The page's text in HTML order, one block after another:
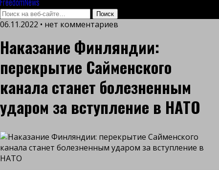
06.11.2022 • нет комментариев
Наказание Финляндии:
перекрытие Сайменского
канала станет болезненным
ударом за вступление в НАТО